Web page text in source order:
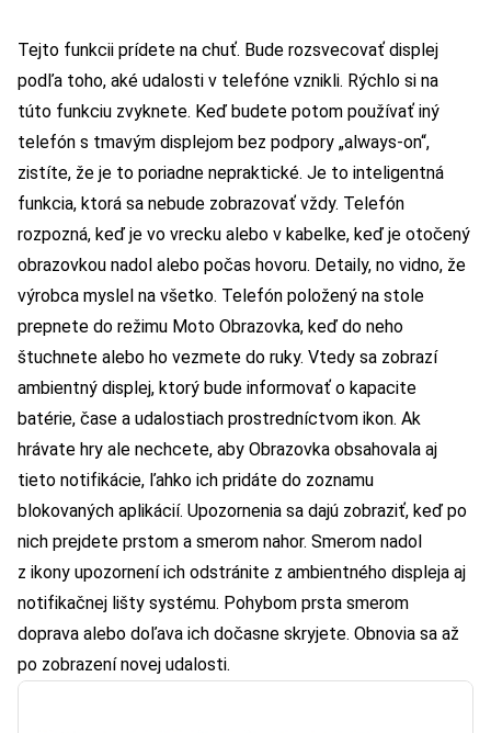
Tejto funkcii prídete na chuť. Bude rozsvecovať displej
podľa toho, aké udalosti v telefóne vznikli. Rýchlo si na
túto funkciu zvyknete. Keď budete potom používať iný
telefón s tmavým displejom bez podpory „always-on“,
zistíte, že je to poriadne nepraktické. Je to inteligentná
funkcia, ktorá sa nebude zobrazovať vždy. Telefón
rozpozná, keď je vo vrecku alebo v kabelke, keď je otočený
obrazovkou nadol alebo počas hovoru. Detaily, no vidno, že
výrobca myslel na všetko. Telefón položený na stole
prepnete do režimu Moto Obrazovka, keď do neho
štuchnete alebo ho vezmete do ruky. Vtedy sa zobrazí
ambientný displej, ktorý bude informovať o kapacite
batérie, čase a udalostiach prostredníctvom ikon. Ak
hrávate hry ale nechcete, aby Obrazovka obsahovala aj
tieto notifikácie, ľahko ich pridáte do zoznamu
blokovaných aplikácií. Upozornenia sa dajú zobraziť, keď po
nich prejdete prstom a smerom nahor. Smerom nadol
z ikony upozornení ich odstránite z ambientného displeja aj
notifikačnej lišty systému. Pohybom prsta smerom
doprava alebo doľava ich dočasne skryjete. Obnovia sa až
po zobrazení novej udalosti.